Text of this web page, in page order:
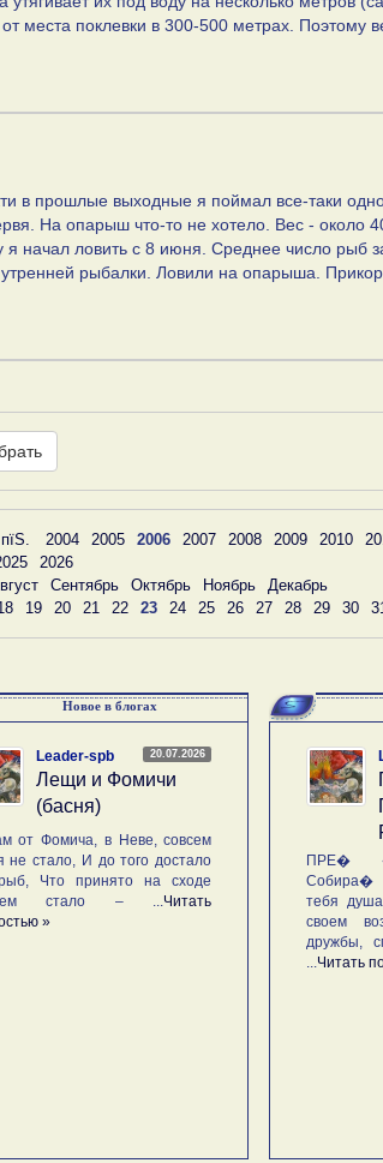
места поклевки в 300-500 метрах. Поэтому
в прошлые выходные я поймал все-таки
На опарыш что-то не хотело. Вес - около
начал ловить с 8 июня. Среднее число рыб
рыбалки. Ловили на опарыша.
2004 2005 2006 2007 2008 2009 2010
2026
Сентябрь Октябрь Ноябрь
Декабрь
19 20 21 22 23 24 25 26 27 28 29 30
Новое в блогах
20.07.2026
Leader-spb
Лещи и Фомичи
(басня)
от Фомича, в Неве, совсем
не стало, И до того достало
Что принято на сходе
стало – ...Читать
»
ПРЕ�
Собира�
тебя
своем
дружбы,
...Читать